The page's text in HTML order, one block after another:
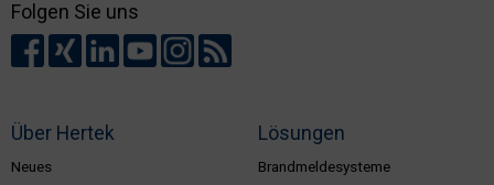
Über Hertek
Neues
Lösungen
Brandmeldesysteme
Folgen Sie uns